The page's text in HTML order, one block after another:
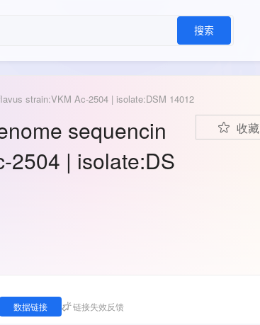
搜索
strain:VKM Ac-2504 | isolate:DSM 14012
sequencin
2504 | isolate:DS
收藏
数据链接 链接失效反馈